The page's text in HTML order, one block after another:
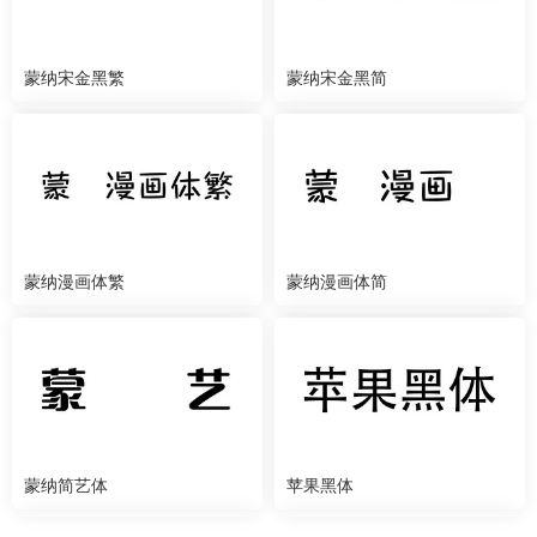
蒙纳宋金黑繁 蒙纳宋金黑简
蒙纳漫画体繁 蒙纳漫画体简
蒙纳简艺体 苹果黑体